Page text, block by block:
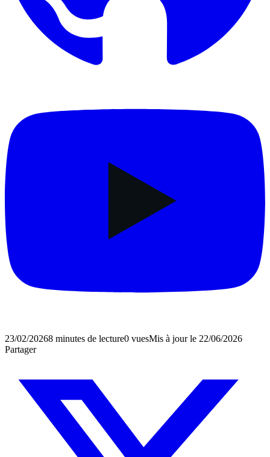
23/02/20268 minutes de lecture0 vuesMis à jour le 22/06/2026
Partager